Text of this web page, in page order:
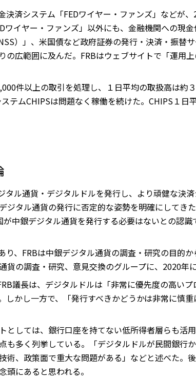
済システム「FEDワイヤー・ファンズ」などが
イヤー・ファンズ」以外にも、金融機関への現
）」、米国債など政府証券の発行・決済・振替
の広範囲に及んだ。FRBはウェブサイトで「運用
件以上の取引を処理し、１日平均の取扱高は約
テムCHIPSは問題なく稼働を続けた。CHIPS１
ル通貨・デジタルドルを発行し、より頑健な決
ジタル通貨の発行に否定的な姿勢を明確にしてき
中銀デジタル通貨を発行する必要はないとの認
り、FRBは中銀デジタル通貨の調査・研究の目的
の調査・研究、意見交換のグループに、2020年
議長は、デジタルドルは「非常に優先度の高い
しかし一方で、「発行すべきかどうかは非常に慎
としては、銀行口座を持てない低所得者層らも活
も多く列挙している。「デジタルドルが民間銀行
術、政策面で重大な問題がある」などと述べた。
頭にあると思われる。